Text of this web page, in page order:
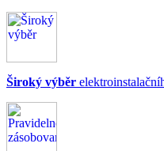
Široký výběr